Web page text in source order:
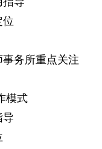
位
务所重点关注
模式
导